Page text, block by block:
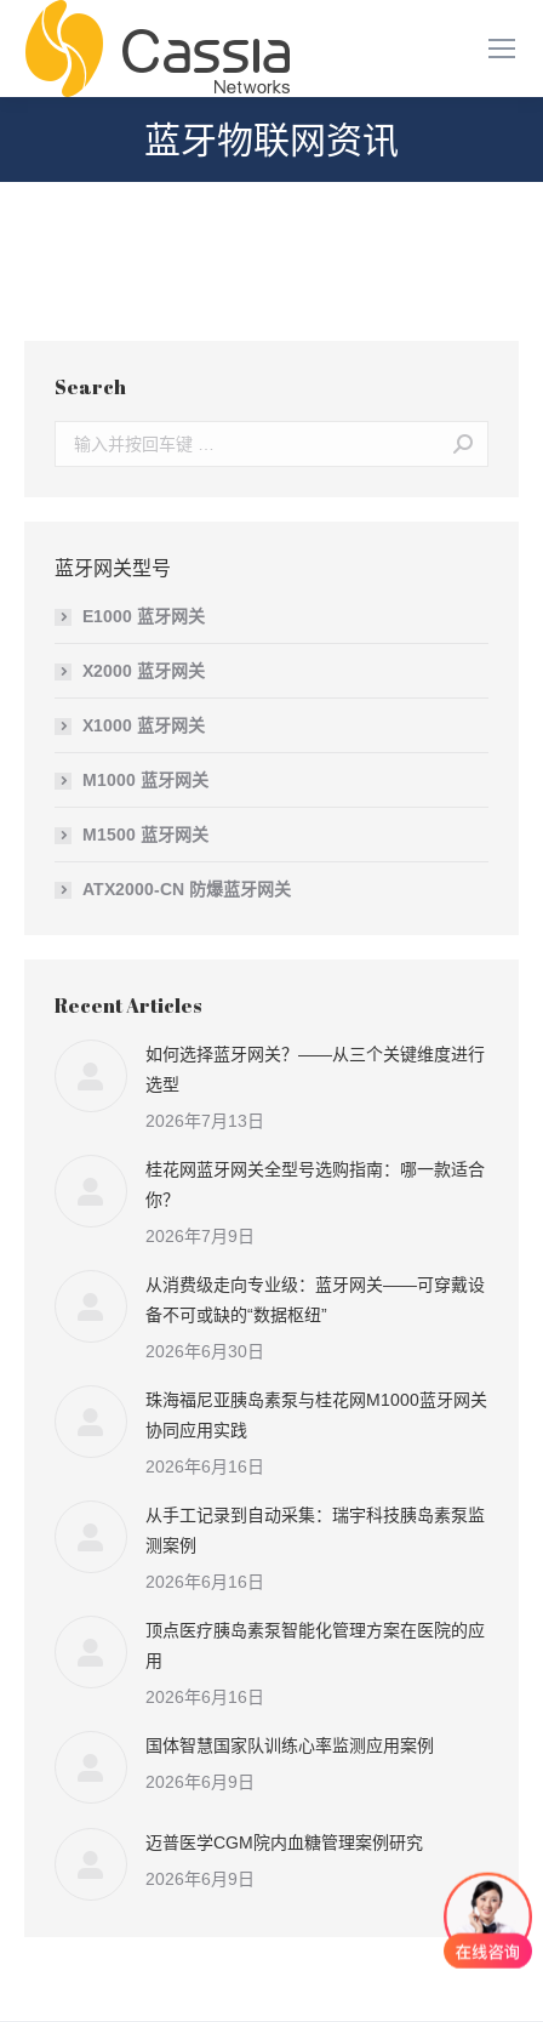
蓝牙物联网资讯
您在这里：
Search
Search:
蓝牙网关型号
E1000 蓝牙网关
X2000 蓝牙网关
X1000 蓝牙网关
M1000 蓝牙网关
M1500 蓝牙网关
ATX2000-CN 防爆蓝牙网关
Recent Articles
如何选择蓝牙网关？——从三个关键维度进行
选型
2026年7月13日
桂花网蓝牙网关全型号选购指南：哪一款适合
你？
2026年7月9日
从消费级走向专业级：蓝牙网关——可穿戴设
备不可或缺的“数据枢纽”
2026年6月30日
珠海福尼亚胰岛素泵与桂花网M1000蓝牙网关
协同应用实践
2026年6月16日
从手工记录到自动采集：瑞宇科技胰岛素泵监
测案例
2026年6月16日
顶点医疗胰岛素泵智能化管理方案在医院的应
用
2026年6月16日
国体智慧国家队训练心率监测应用案例
2026年6月9日
迈普医学CGM院内血糖管理案例研究
2026年6月9日